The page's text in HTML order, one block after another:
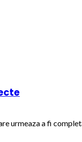
urmeaza a fi